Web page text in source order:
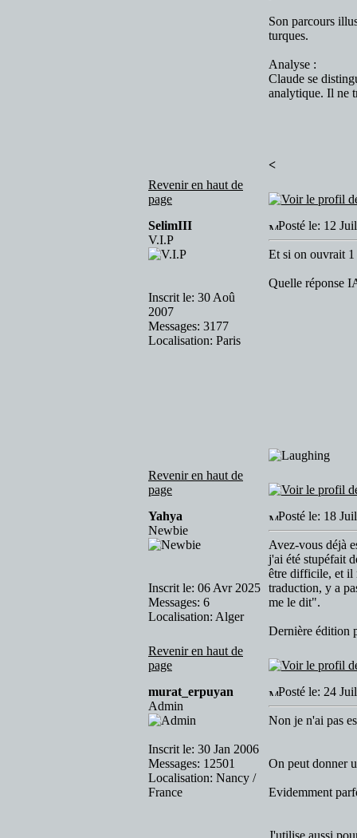
Son parcours
turques.
Analyse :
Claude se
analytique. Il ne
<
Revenir en haut de
page
SelimIII
V.I.P
Inscrit le: 30 Aoû
2007
Messages: 3177
Localisation: Paris
Posté le: 12
Et si on ouvrait 1
Quelle réponse
Revenir en haut de
page
Yahya
Newbie
Inscrit le: 06 Avr 2025
Messages: 6
Localisation: Alger
Posté le: 18
Avez-vous déjà
j'ai été stupéfait
être difficile, et il
traduction, y a
me le dit".
Dernière édition
Revenir en haut de
page
murat_erpuyan
Admin
Inscrit le: 30 Jan 2006
Messages: 12501
Localisation: Nancy /
France
Posté le: 24
Non je n'ai pas
On peut donner
Evidemment
J'utilise aussi